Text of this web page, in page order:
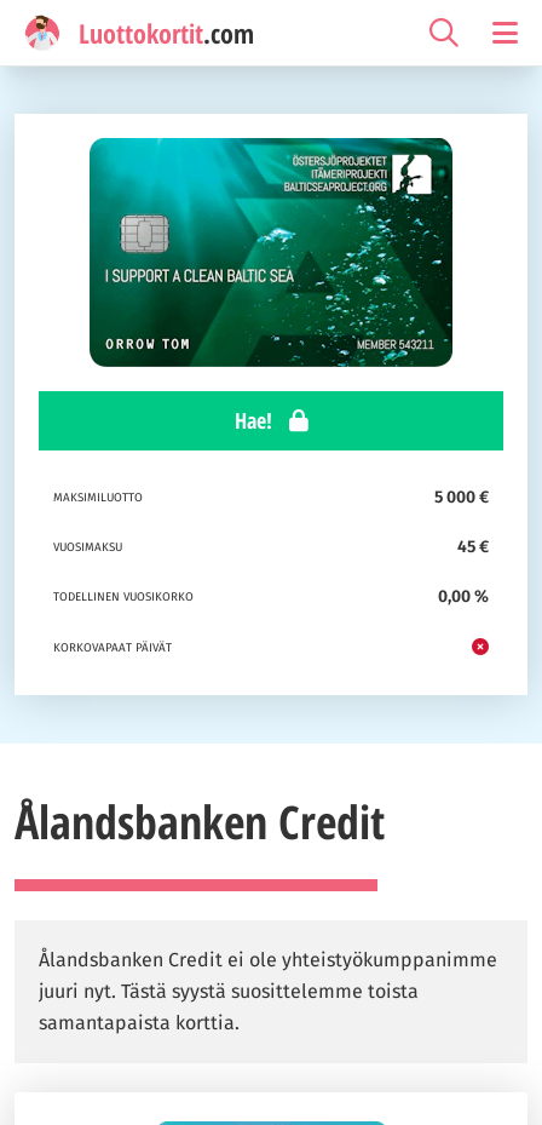
Luottokortit.com
Hae!
MAKSIMILUOTTO 5 000 €
VUOSIMAKSU 45 €
TODELLINEN VUOSIKORKO 0,00 %
KORKOVAPAAT PÄIVÄT
Ålandsbanken Credit
Ålandsbanken Credit ei ole yhteistyökumppanimme
juuri nyt. Tästä syystä suosittelemme toista
samantapaista korttia.